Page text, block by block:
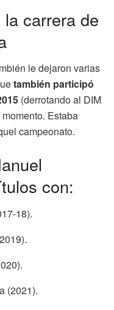
carrera de
le dejaron varias
también participó
(derrotando al DIM
Estaba
campeonato.
con:
18).
(2021).